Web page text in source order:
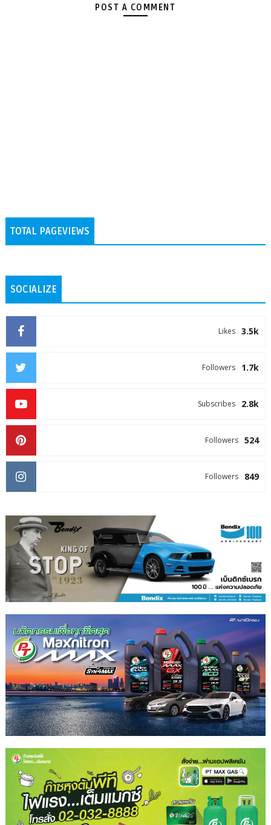
POST A COMMENT
TOTAL PAGEVIEWS
SOCIALIZE
3.5k
Likes
1.7k
Followers
2.8k
Subscribes
524
Followers
849
Followers